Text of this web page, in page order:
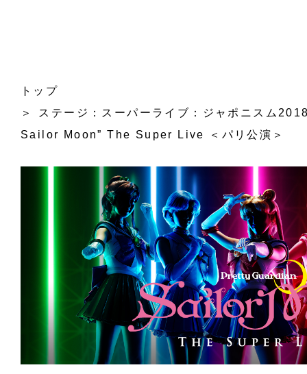
トップ
ステージ：スーパーライブ：ジャポニスム
Sailor Moon” The Super Live ＜パリ公演＞